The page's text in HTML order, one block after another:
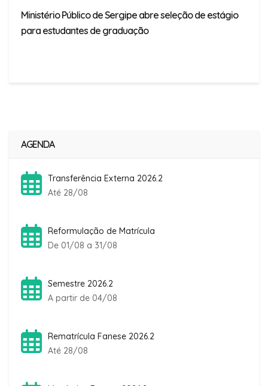
Ministério Público de Sergipe abre seleção de estágio
para estudantes de graduação
AGENDA
Transferência Externa 2026.2
Até 28/08
Reformulação de Matrícula
De 01/08 a 31/08
Semestre 2026.2
A partir de 04/08
Rematrícula Fanese 2026.2
Até 28/08